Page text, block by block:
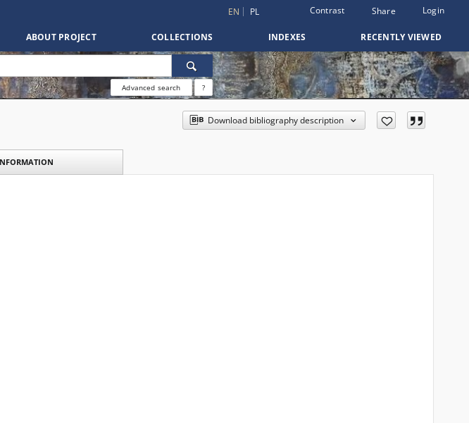
EN PL Contrast Share Login
ABOUT PROJECT COLLECTIONS INDEXES RECENTLY VIEWED
Advanced search ?
Download bibliography description